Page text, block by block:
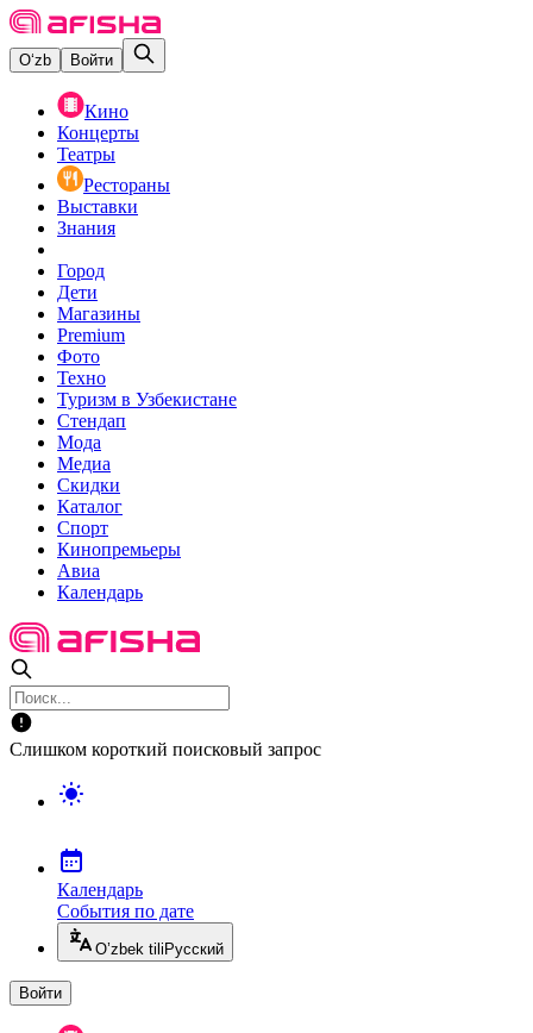
O‘zb Войти
Кино
Концерты
Театры
Рестораны
Выставки
Знания
Город
Дети
Магазины
Premium
Фото
Техно
Туризм в Узбекистане
Стендап
Мода
Медиа
Скидки
Каталог
Спорт
Кинопремьеры
Авиа
Календарь
Слишком короткий поисковый запрос
Календарь
События по дате
O’zbek tili Русский
Войти